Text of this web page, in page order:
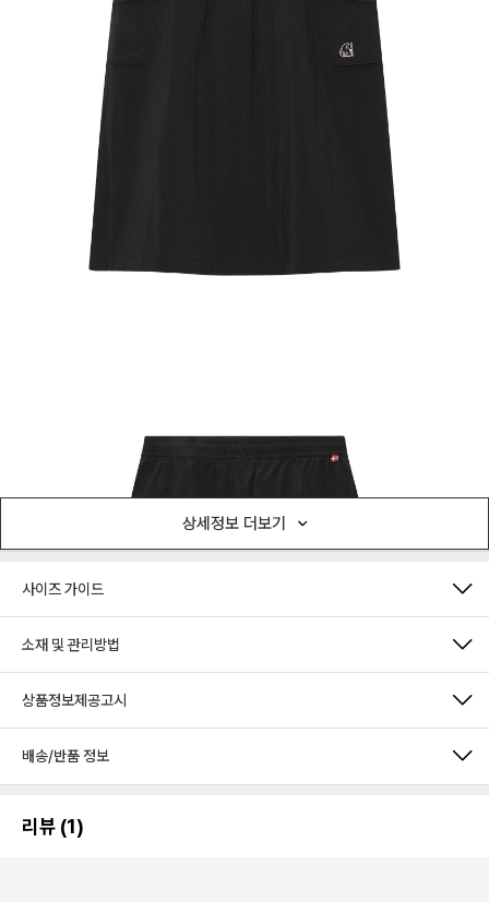
상세정보 더보기
사이즈 가이드
소재 및 관리방법
상품정보제공고시
배송/반품 정보
리뷰 (1)